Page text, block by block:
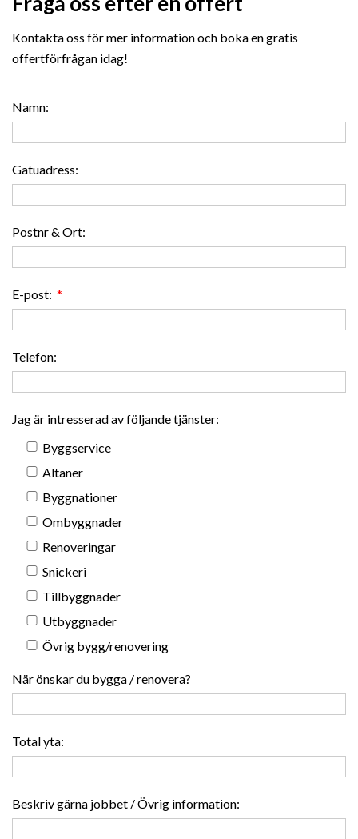
Kontakta oss för mer information och boka en gratis
offertförfrågan idag!
Namn:
Gatuadress:
Postnr & Ort:
E-post: *
Telefon:
Jag är intresserad av följande tjänster:
Byggservice
Altaner
Byggnationer
Ombyggnader
Renoveringar
Snickeri
Tillbyggnader
Utbyggnader
Övrig bygg/renovering
När önskar du bygga / renovera?
Total yta:
Beskriv gärna jobbet / Övrig information: